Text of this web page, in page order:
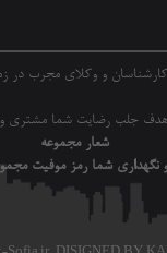
کارشناسان و وکلای مجرب
جلب رضایت شما مشتری
شعار مجموعه
نگهداری شما رمز موفیت